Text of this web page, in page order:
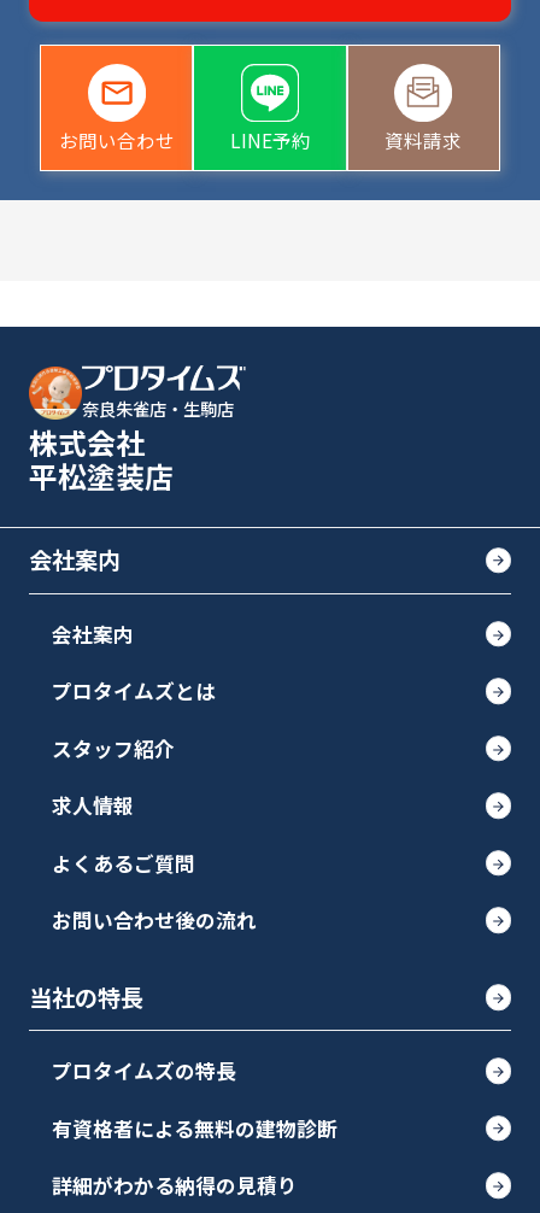
お問い合わせ LINE予約 資料請求
奈良朱雀店・生駒店
株式会社
平松塗装店
会社案内
会社案内
プロタイムズとは
スタッフ紹介
求人情報
よくあるご質問
お問い合わせ後の流れ
当社の特長
プロタイムズの特長
有資格者による無料の建物診断
詳細がわかる納得の見積り